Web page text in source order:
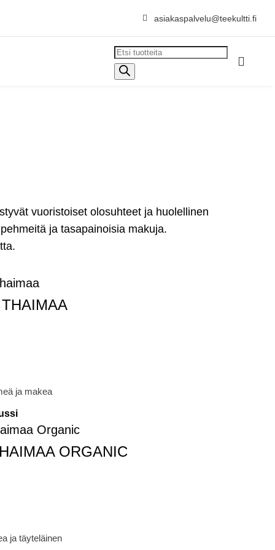
 asiakaspalvelu@teekultti.fi
Products
search

vuoristoiset olosuhteet ja huolellinen
ja tasapainoisia makuja.
ja makea
ORGANIC
ja täyteläinen